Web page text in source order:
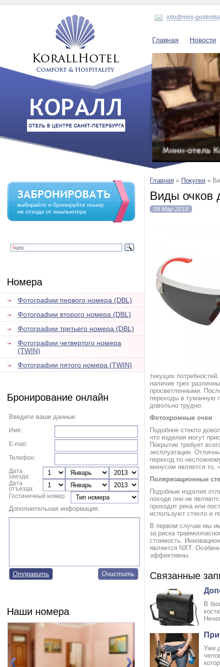
info@mini-
Главная Новости
Номера
Фотографии первого номера (DBL)
Фотографии второго номера (DBL)
Фотографии третьего номера (DBL)
Фотографии четвертого номера
(TWIN)
Фотографии пятого номера (TWIN)
Бронирование онлайн
Введите ваши данные
Имя:
E-mail:
Телефон:
Дата
заезда:
Дата
отъезда:
Гостиничный номер:
Дополнительная информация:
Отправить
Наши номера
Главная » Покупки »
Виды очков
09 Мар 2018
текущих
наличие трех
просветленными.
переходы в туманную
довольно трудно.
Фотохромные очки
Подобное стекло
что изделия могут
Покрытие требует
эксплуатации.
переход по
минусом является то,
Поляризационные
Подобные изделия
походе они не
проходит река или
используют стекло и
В первом случае мы
за риска
стоимость.
является NXT.
эффективны.
Связанные
В
Уже